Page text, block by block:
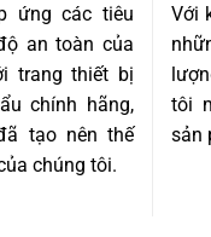
ứng các tiêu
an toàn của
trang thiết bị
chính hãng,
tạo nên thế
chúng tôi.
Với
tôi
sản